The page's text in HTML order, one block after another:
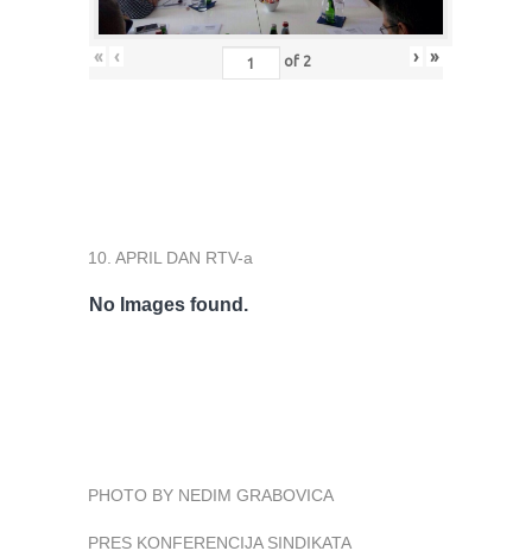
« ‹ of 2 › »
10. APRIL DAN RTV-a
No Images found.
PHOTO BY NEDIM GRABOVICA
PRES KONFERENCIJA SINDIKATA